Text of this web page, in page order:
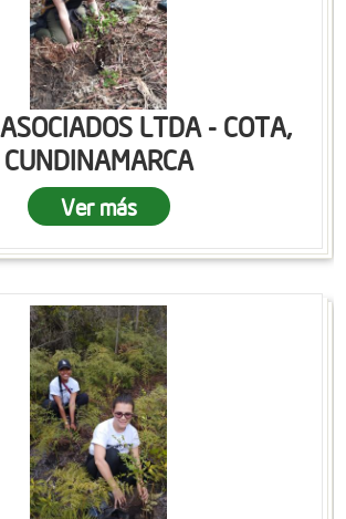
LTDA - COTA,
CUNDINAMARCA
Ver más